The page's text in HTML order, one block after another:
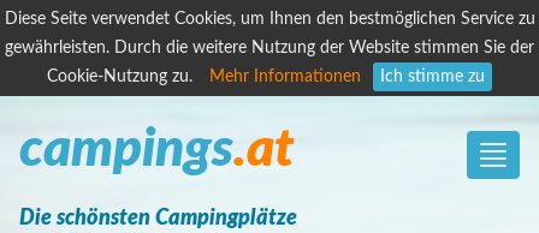
Diese Seite verwendet Cookies, um Ihnen den bestmöglichen Service zu
gewährleisten. Durch die weitere Nutzung der Website stimmen Sie der
Cookie-Nutzung zu.
Mehr Informationen Ich stimme zu
Toggle
campings.at
Die schönsten Campingplätze